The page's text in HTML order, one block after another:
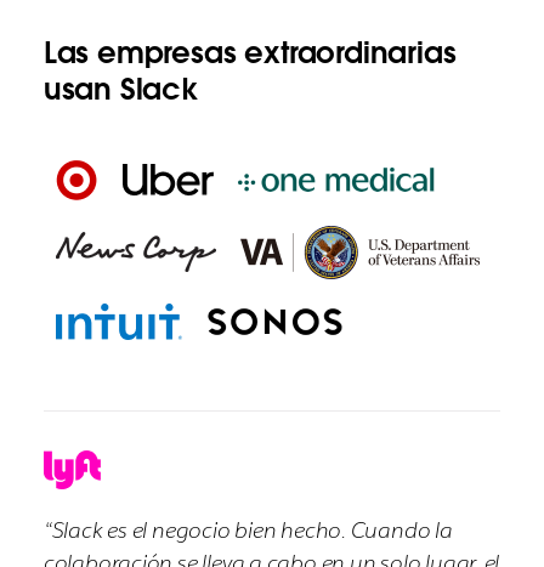
Las empresas extraordinarias
usan Slack
“Slack es el negocio bien hecho. Cuando la